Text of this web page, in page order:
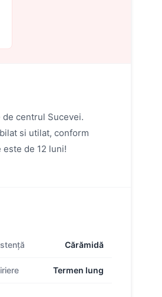
centrul Sucevei.
si utilat, conform
de 12 luni!
Cărămidă
Termen lung